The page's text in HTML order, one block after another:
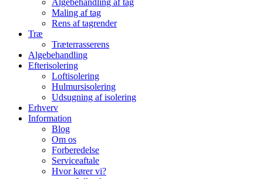
Algebehandling af tag
Maling af tag
Rens af tagrender
Træ
Træterrasserens
Algebehandling
Efterisolering
Loftisolering
Hulmursisolering
Udsugning af isolering
Erhverv
Information
Blog
Om os
Forberedelse
Serviceaftale
Hvor kører vi?